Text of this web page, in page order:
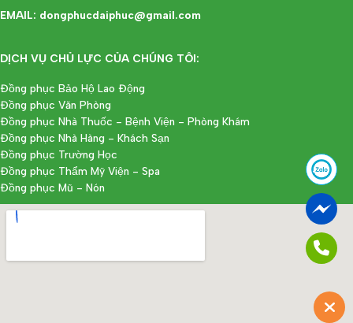
EMAIL: dongphucdaiphuc@gmail.com
DỊCH VỤ CHỦ LỰC CỦA CHÚNG TÔI:
Đồng phục Bảo Hộ Lao Động
Đồng phục Văn Phòng
Đồng phục Nhà Thuốc - Bệnh Viện - Phòng Khám
Đồng phục Nhà Hàng - Khách Sạn
Đồng phục Trường Học
Đồng phục Thẩm Mỹ Viện - Spa
Đồng phục Mũ - Nón